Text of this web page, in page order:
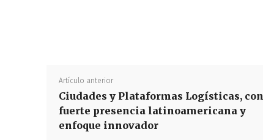
Artículo anterior
Ciudades y Plataformas Logísticas, con
fuerte presencia latinoamericana y
enfoque innovador